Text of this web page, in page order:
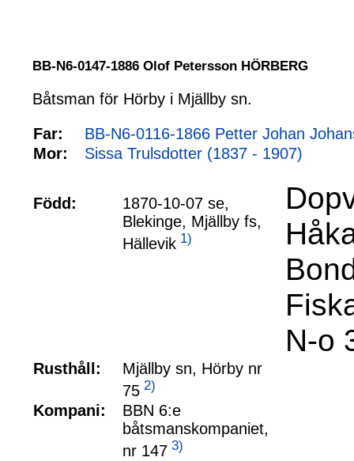
BB-N6-0147-1886 Olof Petersson HÖRBERG
Båtsman för Hörby i Mjällby sn.
Far:
BB-N6-0116-1866 Petter Johan
Mor:
Sissa Trulsdotter (1837 - 1907)
Född:
1870-10-07 se,
Blekinge, Mjällby fs,
Hällevik 1)
N-o
Rusthåll:
Mjällby sn, Hörby nr
75 2)
Kompani:
BBN 6:e
båtsmanskompaniet,
nr 147 3)